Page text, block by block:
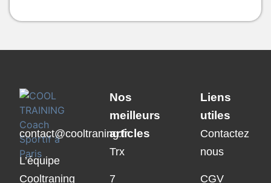
contact@cooltraning.fr
L’équipe
Cooltraning
Nos
meilleurs
articles
Trx
7
Liens
utiles
Contactez
nous
CGV